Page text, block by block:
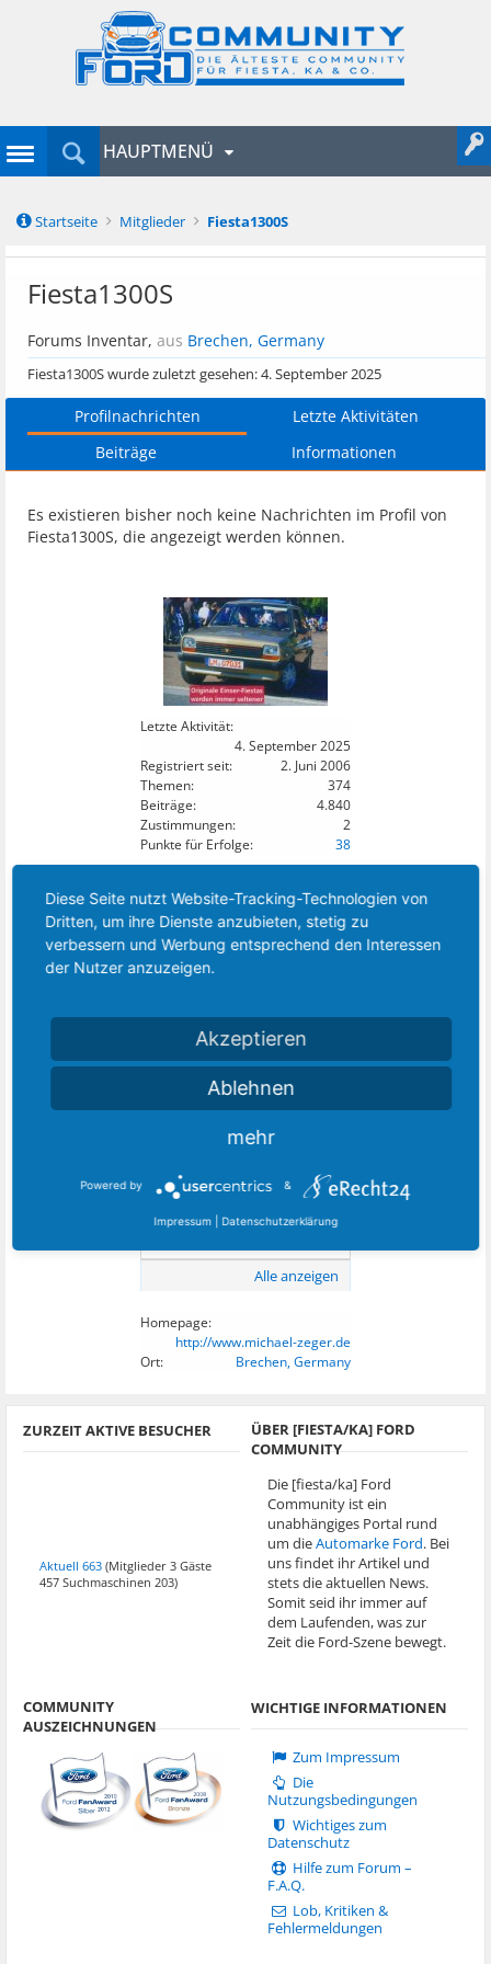
Startseite Mitglieder Fiesta1300S
Letzte Aktivität:
4. September 2025
Registriert seit:
2. Juni 2006
Themen:
374
Beiträge:
4.840
Zustimmungen:
2
Punkte für Erfolge:
38
DIESES MITGLIED FOLGT:
Alle anzeigen
DIESEM MITGLIED FOLGEN: 8
Alle anzeigen
Homepage:
http://www.michael-zeger.de
Ort:
Brechen, Germany
Fiesta1300S
Forums Inventar, aus Brechen, Germany
Fiesta1300S wurde zuletzt gesehen:4. September 2025
Profilnachrichten
Letzte Aktivitäten
Beiträge
Informationen
Es existieren bisher noch keine Nachrichten im Profil von
Fiesta1300S, die angezeigt werden können.
HAUPTMENÜ
ZURZEIT AKTIVE BESUCHER
Aktuell 663 (Mitglieder 3 Gäste
457 Suchmaschinen 203)
ÜBER [FIESTA/KA] FORD
COMMUNITY
Die [fiesta/ka] Ford
Community ist ein
unabhängiges Portal rund
um dieAutomarke Ford. Bei
uns findet ihr Artikel und
stets die aktuellen News.
Somit seid ihr immer auf
dem Laufenden, was zur
Zeit die Ford-Szene bewegt.
COMMUNITY
AUSZEICHNUNGEN
WICHTIGE INFORMATIONEN
Zum Impressum
Die
Nutzungsbedingungen
Wichtiges zum
Datenschutz
Hilfe zum Forum –
F.A.Q.
Lob, Kritiken &
Fehlermeldungen
Diese Seite nutzt Website-Tracking-Technologien von
Dritten, um ihre Dienste anzubieten, stetig zu
verbessern und Werbung entsprechend den Interessen
der Nutzer anzuzeigen.
Akzeptieren
Ablehnen
mehr
Powered by &
Impressum Datenschutzerklärung